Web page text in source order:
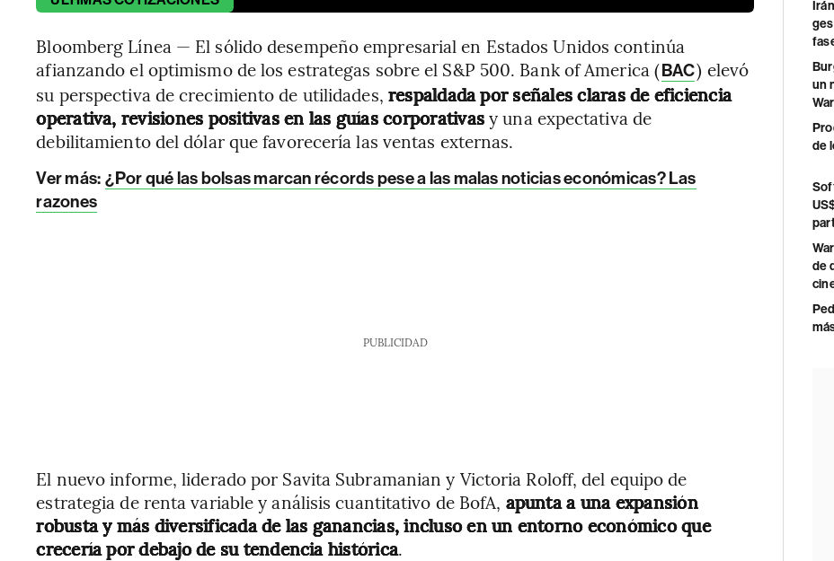
Bloomberg Línea — El sólido desempeño empresarial en Estados Unidos continúa
afianzando el optimismo de los estrategas sobre el S&P 500. Bank of America (BAC) elevó
su perspectiva de crecimiento de utilidades, respaldada por señales claras de eficiencia
operativa, revisiones positivas en las guías corporativasy una expectativa de
debilitamiento del dólar que favorecería las ventas externas.
Ver más: ¿Por qué las bolsas marcan récords pese a las malas noticias económicas? Las
razones
PUBLICIDAD
El nuevo informe, liderado por Savita Subramanian y Victoria Roloff, del equipo de
estrategia de renta variable y análisis cuantitativo de BofA, apunta a una expansión
robusta y más diversificada de las ganancias, incluso en un entorno económico que
crecería por debajo de su tendencia histórica.
un
de
de